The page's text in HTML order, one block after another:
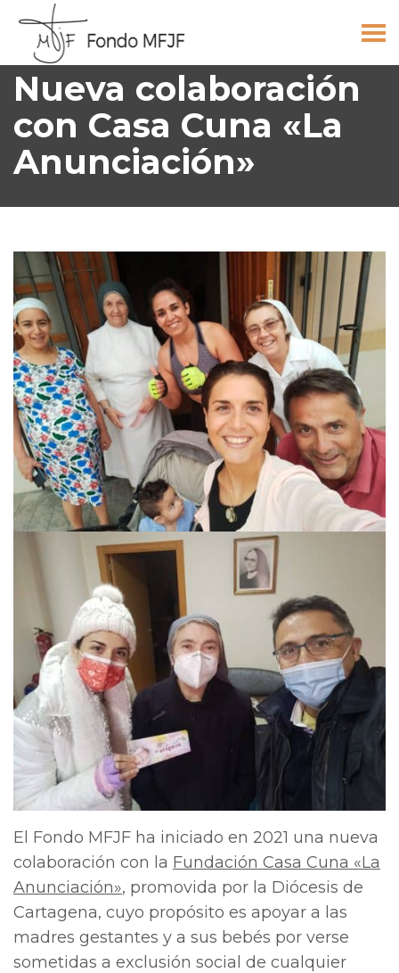
Nueva colaboración
con Casa Cuna «La
Anunciación»
El Fondo MFJF ha iniciado en 2021 una nueva
colaboración con la Fundación Casa Cuna «La
Anunciación», promovida por la Diócesis de
Cartagena, cuyo propósito es apoyar a las
madres gestantes y a sus bebés por verse
sometidas a exclusión social de cualquier